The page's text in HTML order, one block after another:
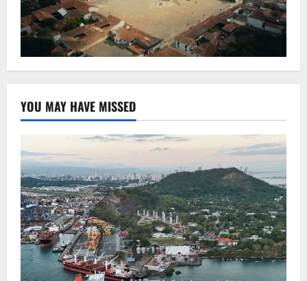
YOU MAY HAVE MISSED